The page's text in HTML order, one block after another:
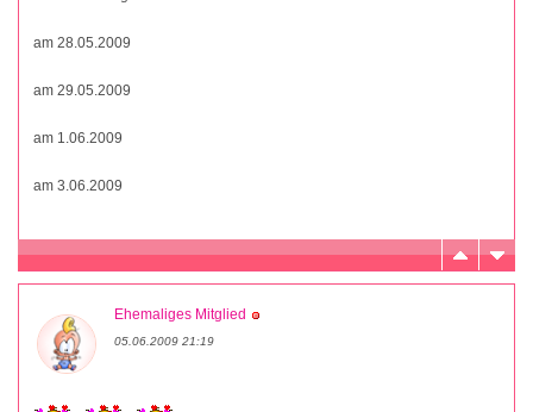
am 28.05.2009
am 29.05.2009
am 1.06.2009
am 3.06.2009
Ehemaliges Mitglied
05.06.2009 21:19